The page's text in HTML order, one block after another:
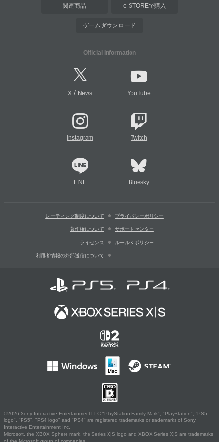
関連商品 e-STOREで購入
ゲームダウンロード
Official Information
X/ News YouTube
Instagram Twitch
LINE Bluesky
レーティング制度について プライバシーポリシー
著作権について サポートセンター
ライセンス ルール＆ポリシー
利用者情報の外部送信について
©2026 Sony Interactive Entertainment LLC."PlayStation Family Mark", "PlayStation", "PS5
logo", "PS5", "PS4 logo" and "PS4" are registered trademarks or trademarks of Sony
Interactive Entertainment Inc.
Microsoft, the XBOX Sphere mark, the Series X|S logo and XBOX Series X|S are trademarks
of the Microsoft group of companies.